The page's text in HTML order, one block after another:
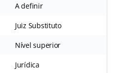
A definir
Juiz Substituto
Nível superior
Jurídica